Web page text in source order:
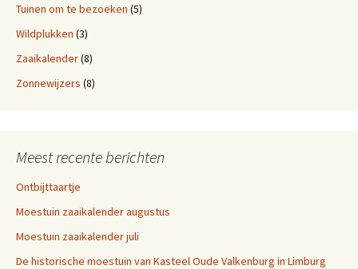
Tuinen om te bezoeken (5)
Wildplukken (3)
Zaaikalender(8)
Zonnewijzers (8)
Meest recente berichten
Ontbijttaartje
Moestuin zaaikalender augustus
Moestuin zaaikalender juli
De historische moestuin van Kasteel Oude Valkenburg in Limburg